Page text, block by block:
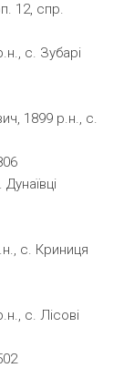
12, спр.
с. Зубарі
1899 р.н., с.
с. Криниця
с. Лісові